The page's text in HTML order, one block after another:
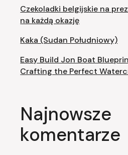
Czekoladki belgijskie na
na każdą okazję
Kaka (Sudan Południowy)
Easy Build Jon Boat
Crafting the Perfect
Najnowsze
komentarze